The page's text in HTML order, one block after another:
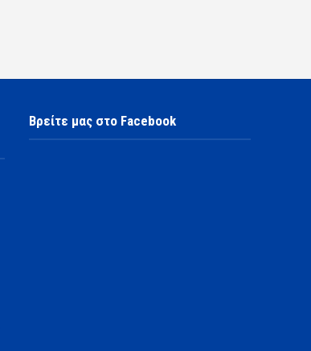
Βρείτε μας στο Facebook